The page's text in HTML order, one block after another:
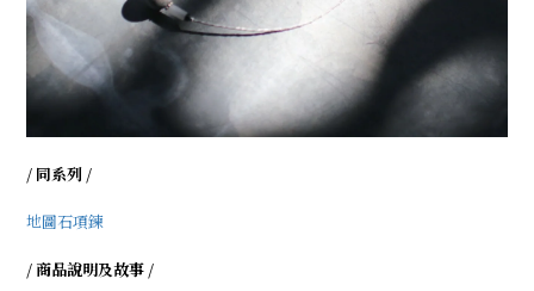
/ 同系列 /
地圖石項鍊
/ 商品說明及故事 /